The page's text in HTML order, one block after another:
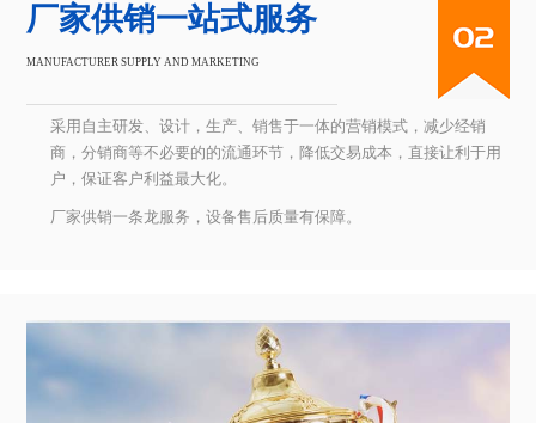
厂家供销一站式服务
MANUFACTURER SUPPLY AND MARKETING
采用自主研发、设计，生产、销售于一体的营销模式，减少经销
商，分销商等不必要的的流通环节，降低交易成本，直接让利于用
户，保证客户利益最大化。
厂家供销一条龙服务，设备售后质量有保障。